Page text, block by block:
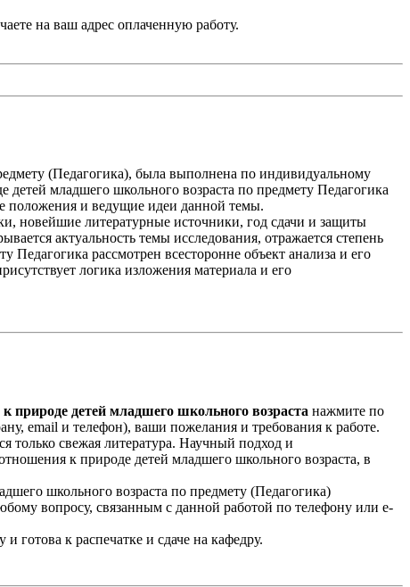
на ваш адрес оплаченную работу.
(Педагогика), была выполнена по индивидуальному
младшего школьного возраста по предмету Педагогика
положения и ведущие идеи данной темы.
новейшие литературные источники, год сдачи и защиты
актуальность темы исследования, отражается степень
рассмотрен всесторонне объект анализа и его
логика изложения материала и его
природе детей младшего школьного возраста нажмите по
email и телефон), ваши пожелания и требования к работе.
только свежая литература. Научный подход и
к природе детей младшего школьного возраста, в
школьного возраста по предмету (Педагогика)
вопросу, связанным с данной работой по телефону или e-
готова к распечатке и сдаче на кафедру.